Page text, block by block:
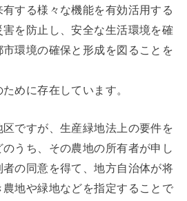
する様々な機能を有効活用する
を防止し、安全な生活環境を確
環境の確保と形成を図ることを
めに存在しています。
ですが、生産緑地法上の要件を
うち、その農地の所有者が申し
の同意を得て、地方自治体が将
地や緑地などを指定することで